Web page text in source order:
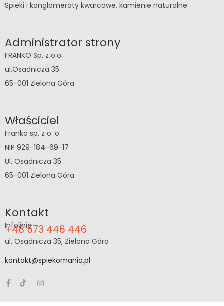
Spieki i konglomeraty kwarcowe, kamienie naturalne
Administrator strony
FRANKO Sp. z o.o.
ul.Osadnicza 35
65-001 Zielona Góra
Właściciel
Franko sp. z o. o.
NIP 929-184-69-17
Ul. Osadnicza 35
65-001 Zielona Góra
Kontakt
Infolinia
+48 573 446 446
ul. Osadnicza 35, Zielona Góra
kontakt@spiekomania.pl